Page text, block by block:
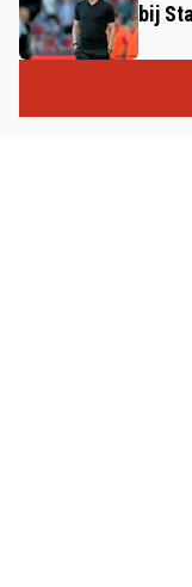
bij